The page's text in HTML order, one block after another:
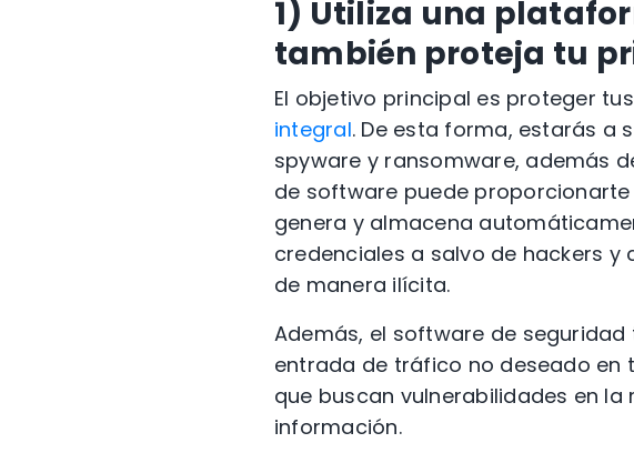
1) Utiliza una
también proteja tu
El objetivo principal es proteger
integral. De esta forma, estarás a
spyware y ransomware, además
de software puede
genera y almacena
credenciales a salvo de hackers
de manera ilícita.
Además, el software de
entrada de tráfico no deseado en
que buscan vulnerabilidades en
información.